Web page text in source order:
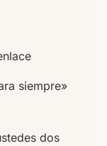
siempre»
dos